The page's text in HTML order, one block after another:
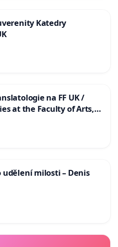
Katedry
na FF UK /
at the Faculty of Arts,
milosti – Denis